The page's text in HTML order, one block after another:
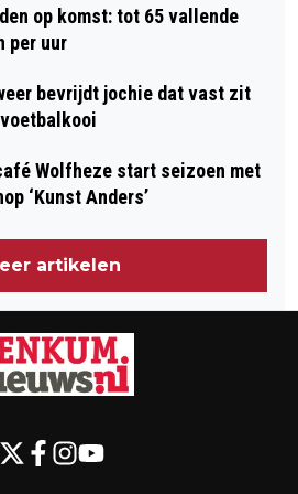
TOT
op komst: tot 65 vallende
per uur
bevrijdt jochie dat vast zit
Wolfheze start seizoen met
‘Kunst Anders’
artikelen